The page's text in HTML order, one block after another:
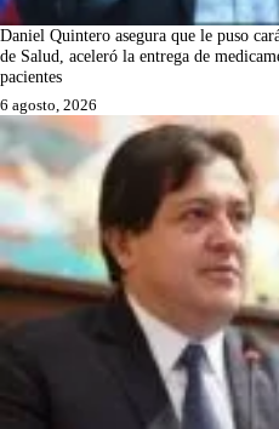
Daniel Quintero asegura que le puso
de Salud, aceleró la entrega de
pacientes
6 agosto, 2026